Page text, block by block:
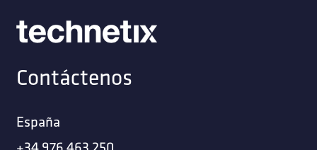
Contáctenos
España